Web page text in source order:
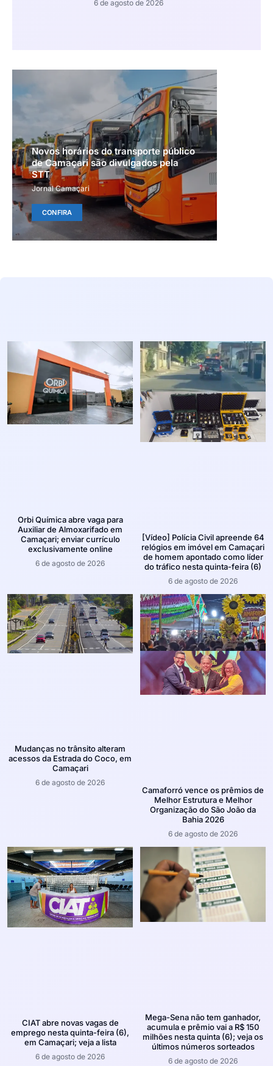
6 de agosto de 2026
Novos horários do transporte público
de Camaçari são divulgados pela
STT
Jornal Camaçari
CONFIRA
Orbi Química abre vaga para
Auxiliar de Almoxarifado em
Camaçari; enviar currículo
exclusivamente online
6 de agosto de 2026
[Vídeo] Polícia Civil apreende 64
relógios em imóvel em Camaçari
de homem apontado como líder
do tráfico nesta quinta-feira (6)
6 de agosto de 2026
Mudanças no trânsito alteram
acessos da Estrada do Coco, em
Camaçari
6 de agosto de 2026
Camaforró vence os prêmios de
Melhor Estrutura e Melhor
Organização do São João da
Bahia 2026
6 de agosto de 2026
CIAT abre novas vagas de
emprego nesta quinta-feira (6),
em Camaçari; veja a lista
6 de agosto de 2026
Mega-Sena não tem ganhador,
acumula e prêmio vai a R$ 150
milhões nesta quinta (6); veja os
últimos números sorteados
6 de agosto de 2026